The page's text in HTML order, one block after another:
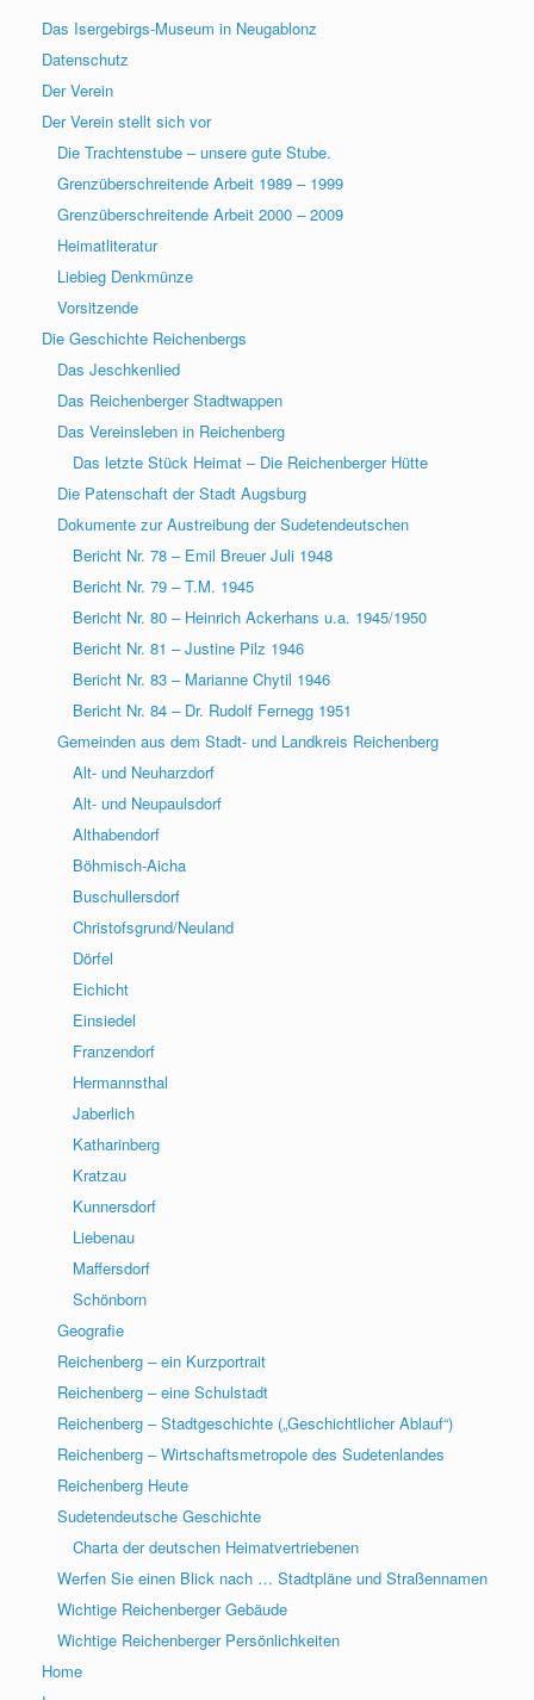
Das Isergebirgs-Museum in Neugablonz
Datenschutz
Der Verein
Der Verein stellt sich vor
Die Trachtenstube – unsere gute Stube.
Grenzüberschreitende Arbeit 1989 – 1999
Grenzüberschreitende Arbeit 2000 – 2009
Heimatliteratur
Liebieg Denkmünze
Vorsitzende
Die Geschichte Reichenbergs
Das Jeschkenlied
Das Reichenberger Stadtwappen
Das Vereinsleben in Reichenberg
Das letzte Stück Heimat – Die Reichenberger Hütte
Die Patenschaft der Stadt Augsburg
Dokumente zur Austreibung der Sudetendeutschen
Bericht Nr. 78 – Emil Breuer Juli 1948
Bericht Nr. 79 – T.M. 1945
Bericht Nr. 80 – Heinrich Ackerhans u.a. 1945/1950
Bericht Nr. 81 – Justine Pilz 1946
Bericht Nr. 83 – Marianne Chytil 1946
Bericht Nr. 84 – Dr. Rudolf Fernegg 1951
Gemeinden aus dem Stadt- und Landkreis Reichenberg
Alt- und Neuharzdorf
Alt- und Neupaulsdorf
Althabendorf
Böhmisch-Aicha
Buschullersdorf
Christofsgrund/Neuland
Dörfel
Eichicht
Einsiedel
Franzendorf
Hermannsthal
Jaberlich
Katharinberg
Kratzau
Kunnersdorf
Liebenau
Maffersdorf
Schönborn
Geografie
Reichenberg – ein Kurzportrait
Reichenberg – eine Schulstadt
Reichenberg – Stadtgeschichte („Geschichtlicher Ablauf“)
Reichenberg – Wirtschaftsmetropole des Sudetenlandes
Reichenberg Heute
Sudetendeutsche Geschichte
Charta der deutschen Heimatvertriebenen
Werfen Sie einen Blick nach … Stadtpläne und Straßennamen
Wichtige Reichenberger Gebäude
Wichtige Reichenberger Persönlichkeiten
Home